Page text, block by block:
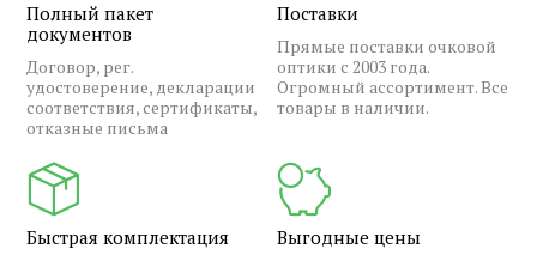
Полный пакет
документов
Договор, рег.
удостоверение, декларации
соответствия, сертификаты,
отказные письма
Поставки
Прямые поставки очковой
оптики с 2003 года.
Огромный ассортимент. Все
товары в наличии.
Быстрая комплектация Выгодные цены